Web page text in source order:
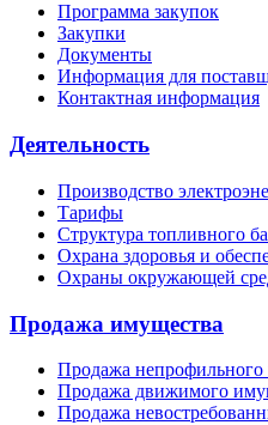
Программа закупок
Закупки
Документы
Информация для
Контактная информация
Деятельность
Производство
Тарифы
Структура топливного
Охрана здоровья и
Охраны окружающей
Продажа имущества
Продажа
Продажа движимого
Продажа